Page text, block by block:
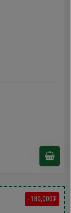
- 180,000₮